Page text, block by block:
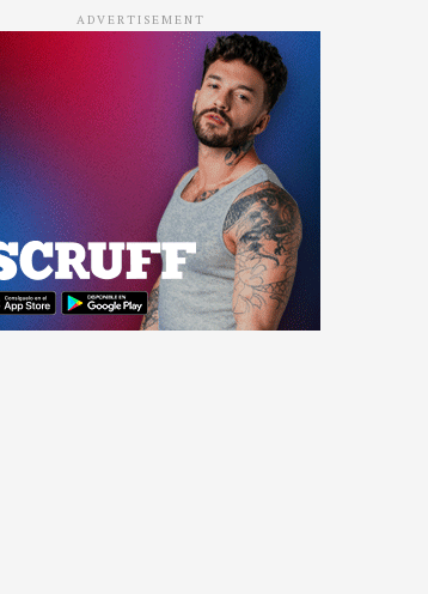
ADVERTISEMENT